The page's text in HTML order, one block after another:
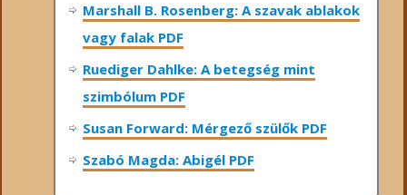
Marshall B. Rosenberg: A szavak ablakok
vagy falak PDF
Ruediger Dahlke: A betegség mint
szimbólum PDF
Susan Forward: Mérgező szülők PDF
Szabó Magda: Abigél PDF